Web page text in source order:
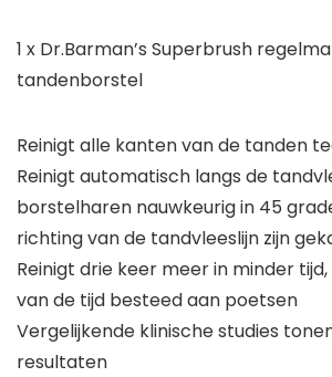
1 x Dr.Barman’s Superbrush
tandenborstel
Reinigt alle kanten van de tanden
Reinigt automatisch langs de
borstelharen nauwkeurig in 45
richting van de tandvleeslijn zijn
Reinigt drie keer meer in minder
van de tijd besteed aan poetsen
Vergelijkende klinische studies
resultaten